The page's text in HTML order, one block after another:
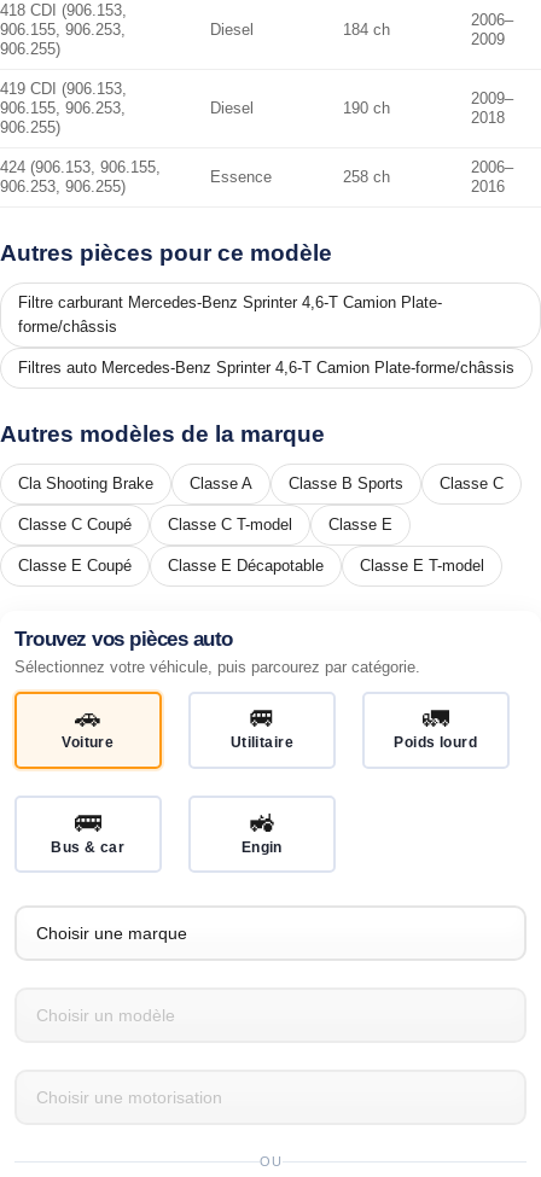
418 CDI (906.153,
906.155, 906.253,
906.255)
Diesel 184 ch
2006–
2009
419 CDI (906.153,
906.155, 906.253,
906.255)
Diesel 190 ch
2009–
2018
424 (906.153, 906.155,
906.253, 906.255)
Essence 258 ch
2006–
2016
Autres pièces pour ce modèle
Filtre carburant Mercedes-Benz Sprinter 4,6-T Camion Plate-
forme/châssis
Filtres auto Mercedes-Benz Sprinter 4,6-T Camion Plate-forme/châssis
Autres modèles de la marque
Cla Shooting Brake Classe A Classe B Sports Classe C
Classe C Coupé Classe C T-model Classe E
Classe E Coupé Classe E Décapotable Classe E T-model
Trouvez vos pièces auto
Sélectionnez votre véhicule, puis parcourez par catégorie.
🚗
Voiture
🚐
Utilitaire
🚛
Poids lourd
🚌
Bus & car
🚜
Engin
OU